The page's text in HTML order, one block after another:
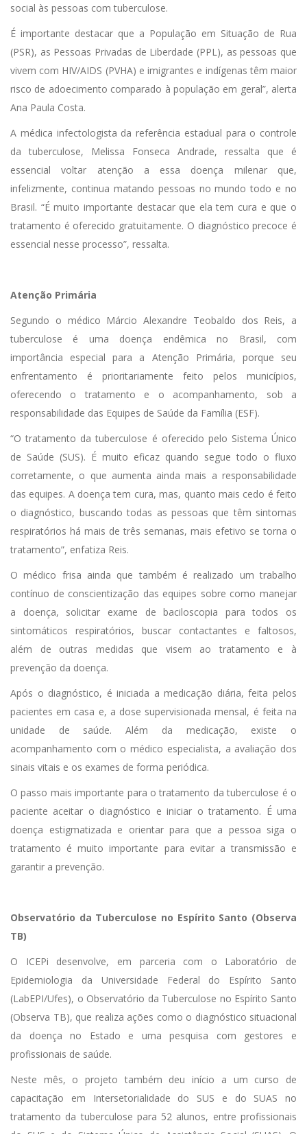
social às pessoas com tuberculose.
É importante destacar que a População em Situação de Rua
(PSR), as Pessoas Privadas de Liberdade (PPL), as pessoas que
vivem com HIV/AIDS (PVHA) e imigrantes e indígenas têm maior
risco de adoecimento comparado à população em geral”, alerta
Ana Paula Costa.
A médica infectologista da referência estadual para o controle
da tuberculose, Melissa Fonseca Andrade, ressalta que é
essencial voltar atenção a essa doença milenar que,
infelizmente, continua matando pessoas no mundo todo e no
Brasil. “É muito importante destacar que ela tem cura e que o
tratamento é oferecido gratuitamente. O diagnóstico precoce é
essencial nesse processo”, ressalta.
Atenção Primária
Segundo o médico Márcio Alexandre Teobaldo dos Reis, a
tuberculose é uma doença endêmica no Brasil, com
importância especial para a Atenção Primária, porque seu
enfrentamento é prioritariamente feito pelos municípios,
oferecendo o tratamento e o acompanhamento, sob a
responsabilidade das Equipes de Saúde da Família (ESF).
“O tratamento da tuberculose é oferecido pelo Sistema Único
de Saúde (SUS). É muito eficaz quando segue todo o fluxo
corretamente, o que aumenta ainda mais a responsabilidade
das equipes. A doença tem cura, mas, quanto mais cedo é feito
o diagnóstico, buscando todas as pessoas que têm sintomas
respiratórios há mais de três semanas, mais efetivo se torna o
tratamento”, enfatiza Reis.
O médico frisa ainda que também é realizado um trabalho
contínuo de conscientização das equipes sobre como manejar
a doença, solicitar exame de baciloscopia para todos os
sintomáticos respiratórios, buscar contactantes e faltosos,
além de outras medidas que visem ao tratamento e à
prevenção da doença.
Após o diagnóstico, é iniciada a medicação diária, feita pelos
pacientes em casa e, a dose supervisionada mensal, é feita na
unidade de saúde. Além da medicação, existe o
acompanhamento com o médico especialista, a avaliação dos
sinais vitais e os exames de forma periódica.
O passo mais importante para o tratamento da tuberculose é o
paciente aceitar o diagnóstico e iniciar o tratamento. É uma
doença estigmatizada e orientar para que a pessoa siga o
tratamento é muito importante para evitar a transmissão e
garantir a prevenção.
Observatório da Tuberculose no Espírito Santo (Observa
TB)
O ICEPi desenvolve, em parceria com o Laboratório de
Epidemiologia da Universidade Federal do Espírito Santo
(LabEPI/Ufes), o Observatório da Tuberculose no Espírito Santo
(Observa TB), que realiza ações como o diagnóstico situacional
da doença no Estado e uma pesquisa com gestores e
profissionais de saúde.
Neste mês, o projeto também deu início a um curso de
capacitação em Intersetorialidade do SUS e do SUAS no
tratamento da tuberculose para 52 alunos, entre profissionais